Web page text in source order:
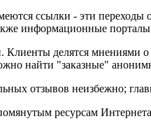
ссылки - эти
информационные
делятся мнениями
найти "заказные"
отзывов неизбежно;
ресурсам